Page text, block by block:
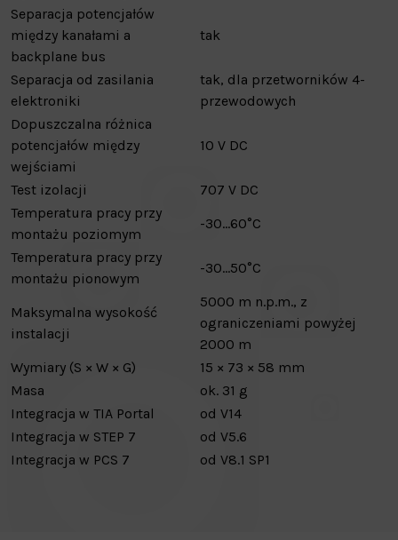
Separacja potencjałów
między kanałami a
backplane bus
tak
Separacja od zasilania
elektroniki
tak, dla przetworników 4-
przewodowych
Dopuszczalna różnica
potencjałów między
wejściami
10 V DC
Test izolacji
707 V DC
Temperatura pracy przy
montażu poziomym
-30…60°C
Temperatura pracy przy
montażu pionowym
-30…50°C
Maksymalna wysokość
instalacji
5000 m n.p.m., z
ograniczeniami powyżej
2000 m
Wymiary (S × W × G)
15 × 73 × 58 mm
Masa
ok. 31 g
Integracja w TIA Portal
od V14
Integracja w STEP 7
od V5.6
Integracja w PCS 7
od V8.1 SP1